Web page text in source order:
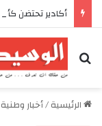
بحث عن
الرئيسية/أخبار وطنية